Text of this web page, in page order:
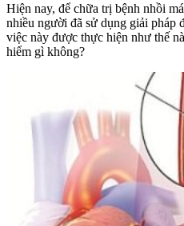
Hiện nay, để chữa trị bệnh nhồi
nhiều người đã sử dụng giải pháp
việc này được thực hiện như thế
hiểm gì không?